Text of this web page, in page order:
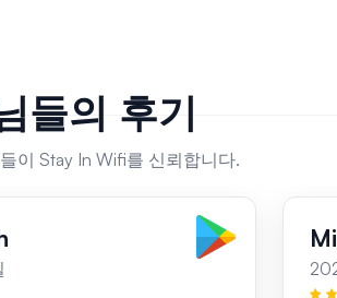
들의 후기
이 Stay In Wifi를 신뢰합니다.